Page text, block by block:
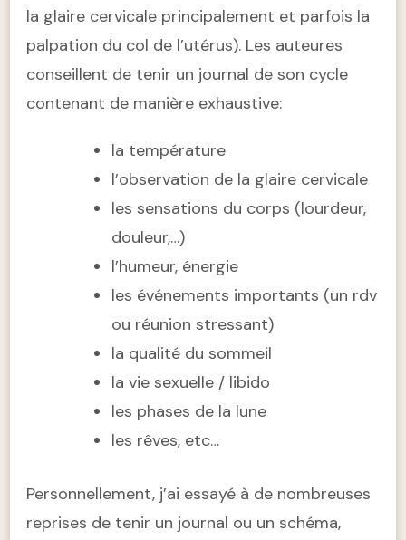
la glaire cervicale principalement et parfois la
palpation du col de l’utérus). Les auteures
conseillent de tenir un journal de son cycle
contenant de manière exhaustive:
la température
l’observation de la glaire cervicale
les sensations du corps (lourdeur,
douleur,…)
l’humeur, énergie
les événements importants (un rdv
ou réunion stressant)
la qualité du sommeil
la vie sexuelle / libido
les phases de la lune
les rêves, etc…
Personnellement, j’ai essayé à de nombreuses
reprises de tenir un journal ou un schéma,